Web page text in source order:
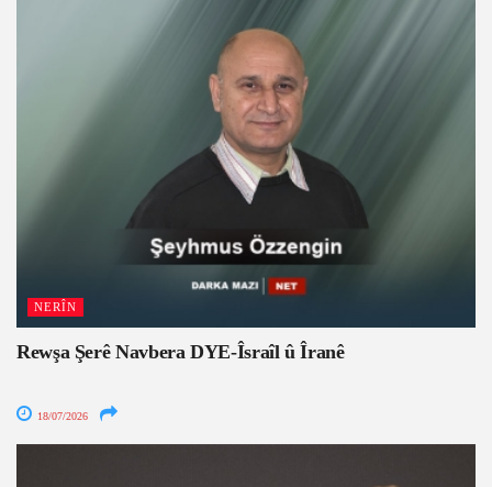
NERÎN
Rewşa Şerê Navbera DYE-Îsraîl û Îranê
18/07/2026